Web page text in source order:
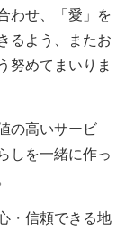
わせ、「愛」を
るよう、またお
努めてまいりま
の高いサービ
しを一緒に作っ
・信頼できる地